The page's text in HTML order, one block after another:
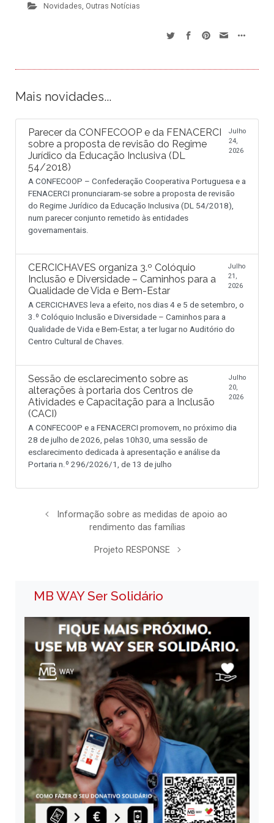
Novidades Outras Notícias
Mais novidades...
Parecer da CONFECOOP e da FENACERCI
sobre a proposta de revisão do Regime
Jurídico da Educação Inclusiva (DL
54/2018)
Julho
24,
2026
A CONFECOOP – Confederação Cooperativa Portuguesa e a
FENACERCI pronunciaram-se sobre a proposta de revisão
do Regime Jurídico da Educação Inclusiva (DL 54/2018),
num parecer conjunto remetido às entidades
governamentais.
CERCICHAVES organiza 3.º Colóquio
Inclusão e Diversidade – Caminhos para a
Qualidade de Vida e Bem-Estar
Julho
21,
2026
A CERCICHAVES leva a efeito, nos dias 4 e 5 de setembro, o
3.º Colóquio Inclusão e Diversidade – Caminhos para a
Qualidade de Vida e Bem-Estar, a ter lugar no Auditório do
Centro Cultural de Chaves.
Sessão de esclarecimento sobre as
alterações à portaria dos Centros de
Atividades e Capacitação para a Inclusão
(CACI)
Julho
20,
2026
A CONFECOOP e a FENACERCI promovem, no próximo dia
28 de julho de 2026, pelas 10h30, uma sessão de
esclarecimento dedicada à apresentação e análise da
Portaria n.º 296/2026/1, de 13 de julho
Informação sobre as medidas de apoio ao
rendimento das famílias
Projeto RESPONSE
MB WAY Ser Solidário